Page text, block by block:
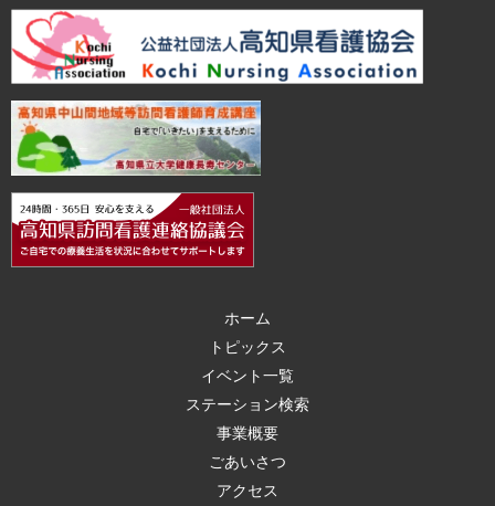
ホーム
トピックス
イベント一覧
ステーション検索
事業概要
ごあいさつ
アクセス